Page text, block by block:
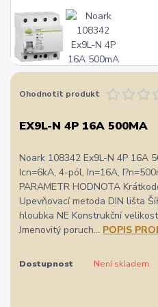
Ohodnotit produkt
EX9L-N 4P 16A 500MA
Noark 108342 Ex9L-N 4P 16A
Icn=6kA, 4-pól, In=16A,
PARAMETR HODNOTA
Upevňovací metoda DIN lišta
hloubka NE Konstrukční
Jmenovitý poruch... POPIS
Dostupnost Není skladem